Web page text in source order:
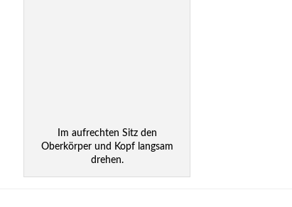
Im aufrechten Sitz den
Oberkörper und Kopf langsam
drehen.